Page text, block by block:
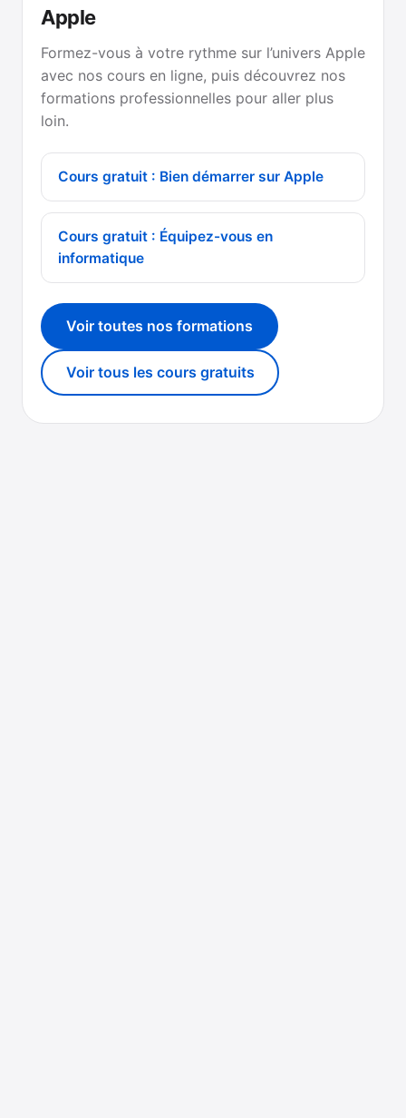
Apple
Formez-vous à votre rythme sur l’univers Apple
avec nos cours en ligne, puis découvrez nos
formations professionnelles pour aller plus
loin.
Cours gratuit : Bien démarrer sur Apple
Cours gratuit : Équipez-vous en
informatique
Voir toutes nos formations
Voir tous les cours gratuits